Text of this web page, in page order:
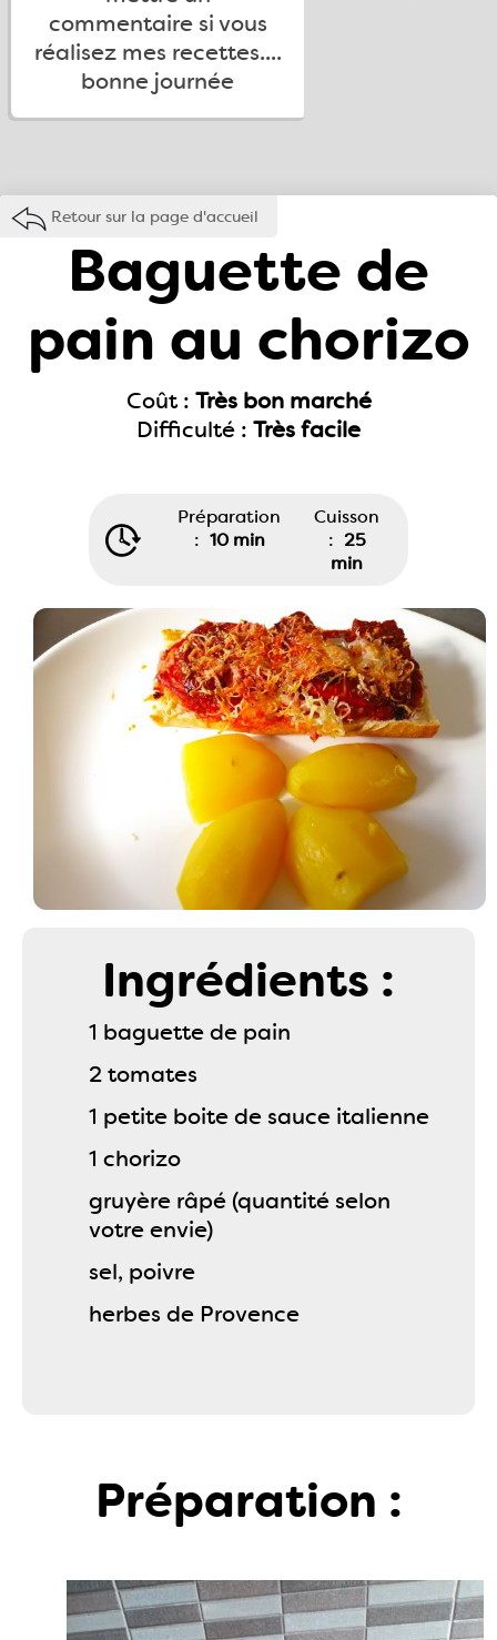
commentaire si vous
réalisez mes recettes....
bonne journée
Retour sur la page d'accueil
Baguette de
pain au chorizo
Coût : Très bon marché
Difficulté : Très facile
Préparation
: 10 min
Cuisson
: 25
min
Ingrédients :
1 baguette de pain
2 tomates
1 petite boite de sauce italienne
1 chorizo
gruyère râpé (quantité selon
votre envie)
sel, poivre
herbes de Provence
Préparation :